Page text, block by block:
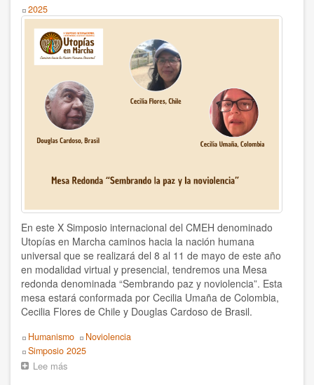
CMEH:
Utopías
en
Marcha
Caminos
hacia
la
Nación
humana
universal
Year
2025
En este X Simposio internacional del CMEH denominado
Utopías en Marcha caminos hacia la nación humana
universal que se realizará del 8 al 11 de mayo de este año
en modalidad virtual y presencial, tendremos una Mesa
redonda denominada “Sembrando paz y noviolencia”. Esta
mesa estará conformada por Cecilia Umaña de Colombia,
Cecilia Flores de Chile y Douglas Cardoso de Brasil.
Topics
Humanismo Noviolencia
Event
Simposio 2025
Lee más